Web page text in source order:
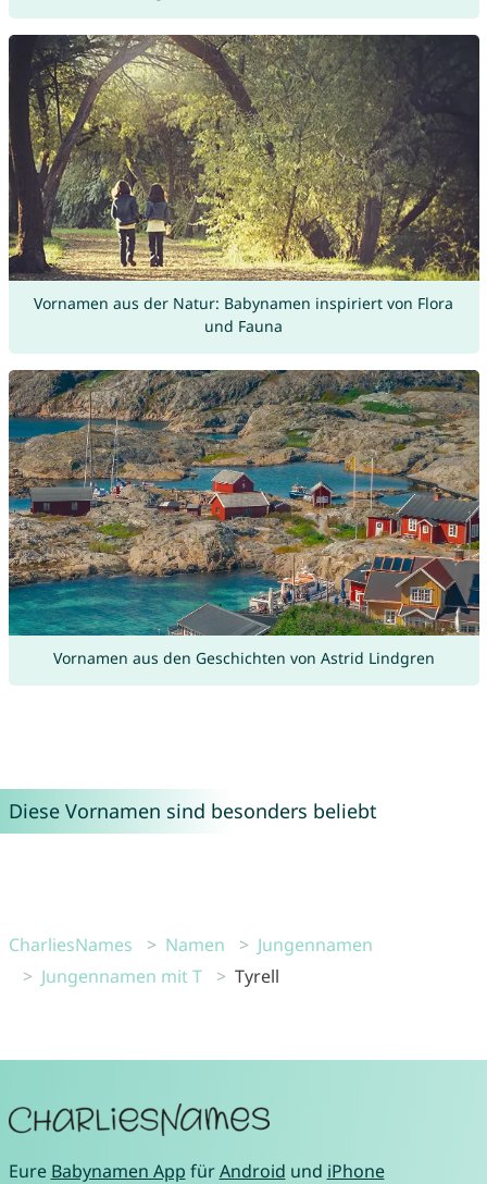
Vornamen aus der Natur: Babynamen inspiriert von Flora
und Fauna
Vornamen aus den Geschichten von Astrid Lindgren
Diese Vornamen sind besonders beliebt
CharliesNames Namen
Jungennamen
Jungennamen mit T
Tyrell
Eure Babynamen App fürAndroid und iPhone